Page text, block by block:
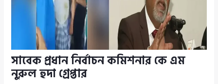
সাবেক প্রধান নির্বাচন কমিশনার কে এম
নুরুল হুদা গ্রেপ্তার